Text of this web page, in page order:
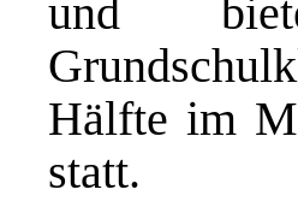
und
Hälfte im
statt.